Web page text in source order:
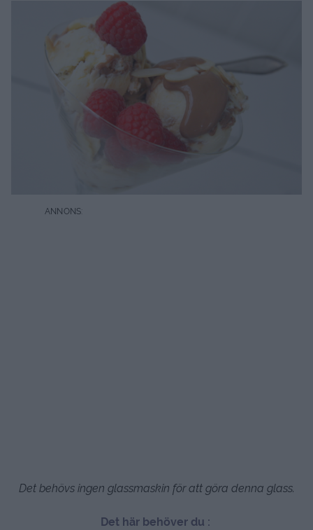
Det behövs ingen glassmaskin för att göra denna glass.
Det här behöver du :